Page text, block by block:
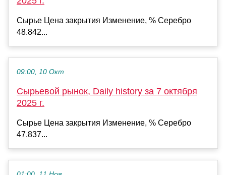
Сырье Цена закрытия Изменение, % Серебро
48.842...
09:00, 10 Окт
Сырьевой рынок, Daily history за 7 октября
2025 г.
Сырье Цена закрытия Изменение, % Серебро
47.837...